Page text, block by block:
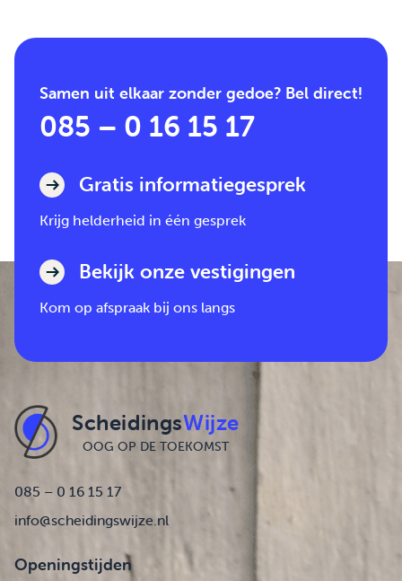
Samen uit elkaar zonder gedoe? Bel direct!
085 – 0 16 15 17
Gratis informatiegesprek
Krijg helderheid in één gesprek
Bekijk onze vestigingen
Kom op afspraak bij ons langs
ScheidingsWijze
OOG OP DE TOEKOMST
085 – 0 16 15 17
info@scheidingswijze.nl
Openingstijden